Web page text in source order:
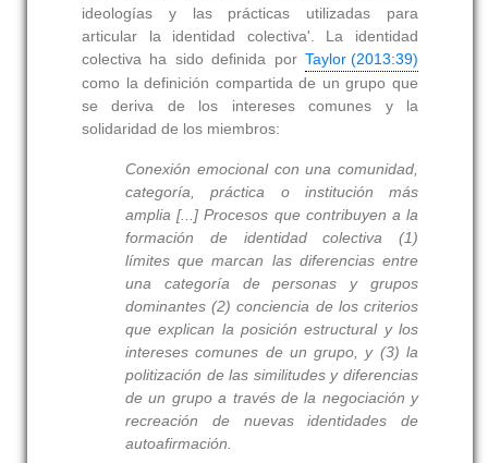
ideologías y las prácticas utilizadas para
articular la identidad colectiva'. La identidad
colectiva ha sido definida porTaylor (2013:39)
como la definición compartida de un grupo que
se deriva de los intereses comunes y la
solidaridad de los miembros:
Conexión emocional con una comunidad,
categoría, práctica o institución más
amplia [...] Procesos que contribuyen a la
formación de identidad colectiva (1)
límites que marcan las diferencias entre
una categoría de personas y grupos
dominantes (2) conciencia de los criterios
que explican la posición estructural y los
intereses comunes de un grupo, y (3) la
politización de las similitudes y diferencias
de un grupo a través de la negociación y
recreación de nuevas identidades de
autoafirmación.